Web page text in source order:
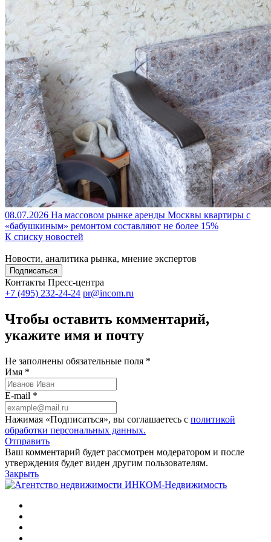
08.07.2026 На массовом рынке аренды Москвы квартиры с
«бабушкиным» ремонтом составляют не более 15%
К списку новостей
Новости, аналитика рынка, мнение экспертов
Подписаться
Контакты Пресс-центра
+7 (495) 232-24-24 pr@incom.ru
Чтобы оставить комментарий,
укажите имя и почту
Не заполнены обязательные поля *
Имя *
E-mail *
Нажимая «Подписаться», вы соглашаетесь с политикой
обработки персональных данных.
Отправить
Ваш комментарий будет рассмотрен модератором и после
утверждения будет виден другим пользователям.
Закрыть